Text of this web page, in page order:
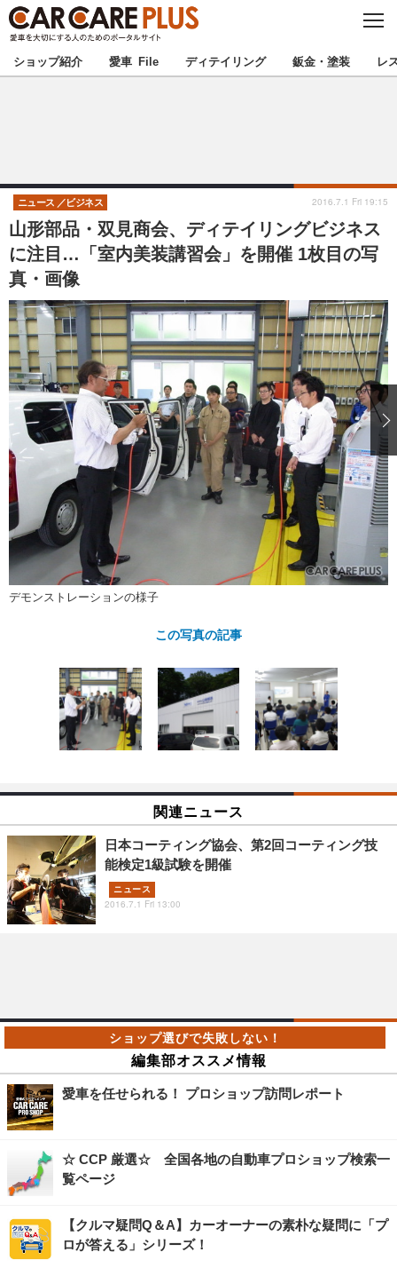
C
S
E
★カーケアプラス認定★ 厳選プロショップを地域から探す
甲信越 北陸
東海 関西
中国
九州 沖縄
注目の記事
ショップレポート 愛車 File
自動車豆知識 ストップ！不具合修理＆粗悪修理
鈑金・塗装
ディテイリング
ディテイリング 洗車
ヘッドライト磨き コーティング
フィルム・ラッピング
鈑金・塗装
小キズ直し 防錆
特集記事
ストップ 不具合修理＆粗悪修理
カーメーカー「旧車」関連プロジェ
クト
コラム
ショップ紹介
ショップレポート プロショップ検索
レストア
カーメーカー「旧車」関連プロジ
ェクト
コラム
イベント
ショップ紹介 愛車 File ディテイリング 鈑金・塗装 レ
山形部品・双見商会、ディテイリングビジネス
に注目…「室内美装講習会」を開催 1枚目の写
真・画像
ニュース ビジネス 2016.7.1 Fri 19:15
デモンストレーションの様子
この写真の記事
関連ニュース
日本コーティング協会、第2回コーティング技
能検定1級試験を開催
ニュース
2016.7.1 Fri 13:00
編集部オススメ情報
愛車を任せられる！ プロショップ訪問レポート
☆ CCP 厳選☆ 全国各地の自動車プロショップ検索一
覧ページ
【クルマ疑問Q＆A】カーオーナーの素朴な疑問に「プ
ロが答える」シリーズ！